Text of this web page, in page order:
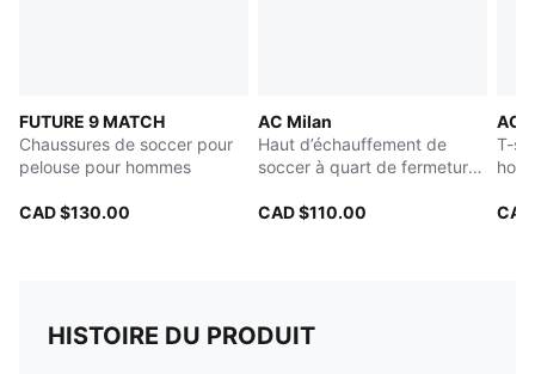
FUTURE 9 MATCH
Chaussures de soccer pour
pelouse pour hommes
CAD $130.00
AC Milan
Haut d’échauffement de
soccer à quart de fermeture
CAD $110.00
AC
T-
HISTOIRE DU PRODUIT